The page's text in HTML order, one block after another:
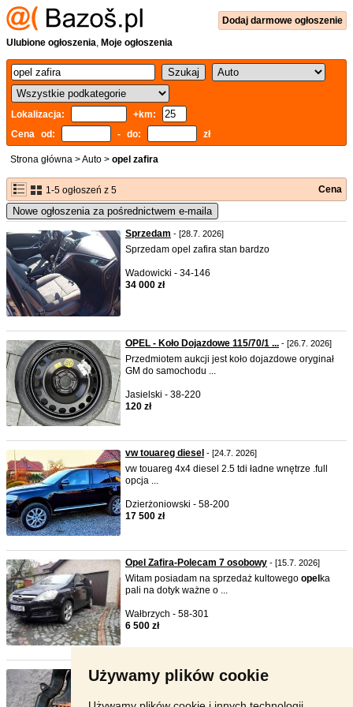
Używamy plików cookie
Dodaj darmowe ogłoszenie
Ulubione ogłoszenia, Moje ogłoszenia
Lokalizacja:
+km:
Cena od:
- do: zł
Strona główna >Auto > opel zafira
1-5 ogłoszeń z 5 Cena
Nowe ogłoszenia za pośrednictwem e-maila
Sprzedam - [28.7. 2026]
Sprzedam opel zafira stan bardzo
Wadowicki - 34-146
34 000 zł
OPEL - Koło Dojazdowe 115/70/1 ... - [26.7. 2026]
Przedmiotem aukcji jest koło dojazdowe oryginał
GM do samochodu ...
Jasielski - 38-220
120 zł
vw touareg diesel - [24.7. 2026]
vw touareg 4x4 diesel 2.5 tdi ładne wnętrze .full
opcja ...
Dzierżoniowski - 58-200
17 500 zł
Opel Zafira-Polecam 7 osobowy - [15.7. 2026]
Witam posiadam na sprzedaż kultowego opel ka
pali na dotyk ważne o ...
Wałbrzych - 58-301
6 500 zł
Intercooler opel astra G zafir ...- [8.7. 2026]
101 KM Intercool ...